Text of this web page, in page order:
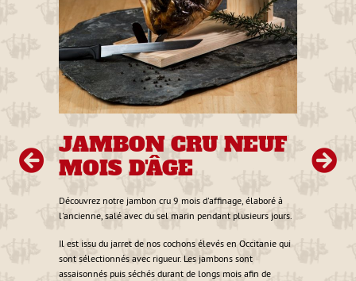
JAMBON CRU NEUF
MOIS D'ÂGE
Découvrez notre jambon cru 9 mois d'affinage, élaboré à
l'ancienne, salé avec du sel marin pendant plusieurs jours.
Il est issu du jarret de nos cochons élevés en Occitanie qui
sont sélectionnés avec rigueur. Les jambons sont
assaisonnés puis séchés durant de longs mois afin de